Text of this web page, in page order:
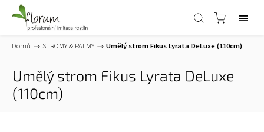
Domů / STROMY & PALMY / Umělý strom Fikus Lyrata DeLuxe (110cm)
Umělý strom Fikus Lyrata DeLuxe
(110cm)